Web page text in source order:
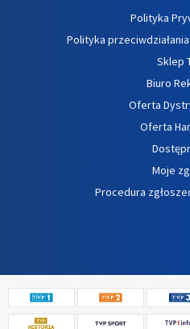
Polityka
Polityka
Sklep
Biuro
Oferta
Oferta
Moje
Procedura